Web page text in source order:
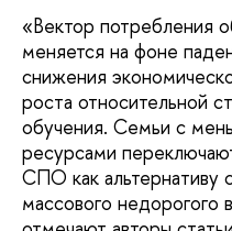
«Вектор потребления
меняется на фоне
снижения
роста относительной
обучения. Семьи с
ресурсами
СПО как альтернативу
массового недорогого